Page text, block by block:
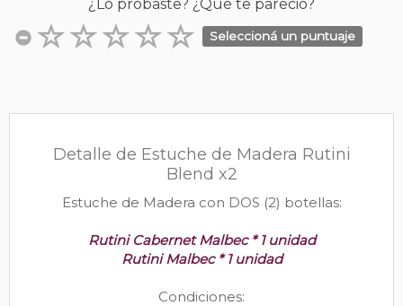
¿Lo probaste? ¿Qué te pareció?
Seleccioná un puntuaje
Detalle de Estuche de Madera Rutini
Blend x2
Estuche de Madera con DOS (2) botellas:
Rutini Cabernet Malbec * 1 unidad
Rutini Malbec * 1 unidad
Condiciones: